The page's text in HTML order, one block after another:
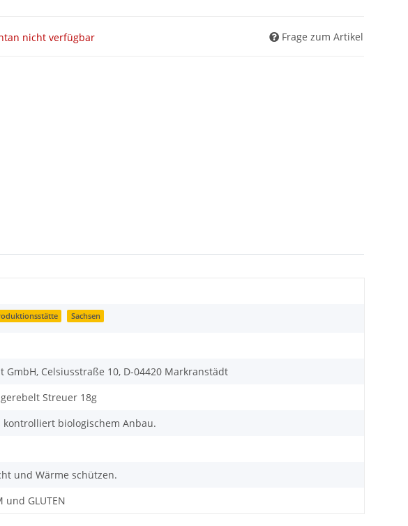
nicht verfügbar Frage zum Artikel
Sachsen
GmbH, Celsiusstraße 10, D-04420 Markranstädt
Streuer 18g
kontrolliert biologischem Anbau.
und Wärme schützen.
und GLUTEN